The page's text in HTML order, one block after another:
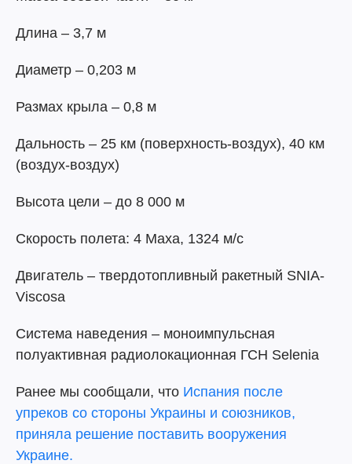
Длина – 3,7 м
Диаметр – 0,203 м
Размах крыла – 0,8 м
Дальность – 25 км (поверхность-воздух), 40 км
(воздух-воздух)
Высота цели – до 8 000 м
Скорость полета: 4 Маха, 1324 м/с
Двигатель – твердотопливный ракетный SNIA-
Viscosa
Система наведения – моноимпульсная
полуактивная радиолокационная ГСН Selenia
Ранее мы сообщали, что Испания после
упреков со стороны Украины и союзников,
приняла решение поставить вооружения
Украине.